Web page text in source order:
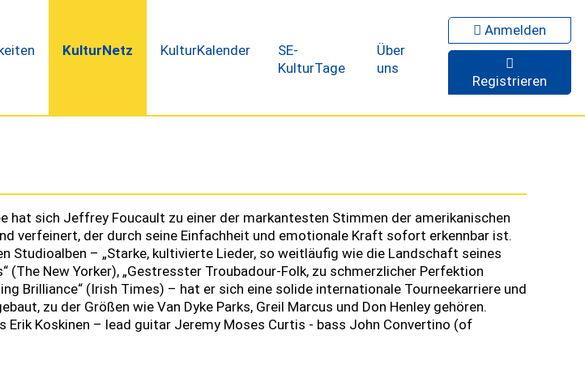
KulturNetz KulturKalender
SE-
KulturTage
Über
uns
Anmelden
Registrieren
hat sich Jeffrey Foucault zu einer der markantesten Stimmen der amerikanischen
verfeinert, der durch seine Einfachheit und emotionale Kraft sofort erkennbar ist.
Studioalben – „Starke, kultivierte Lieder, so weitläufig wie die Landschaft seines
(The New Yorker), „Gestresster Troubadour-Folk, zu schmerzlicher Perfektion
Brilliance“ (Irish Times) – hat er sich eine solide internationale Tourneekarriere und
zu der Größen wie Van Dyke Parks, Greil Marcus und Don Henley gehören.
Erik Koskinen – lead guitar Jeremy Moses Curtis - bass John Convertino (of